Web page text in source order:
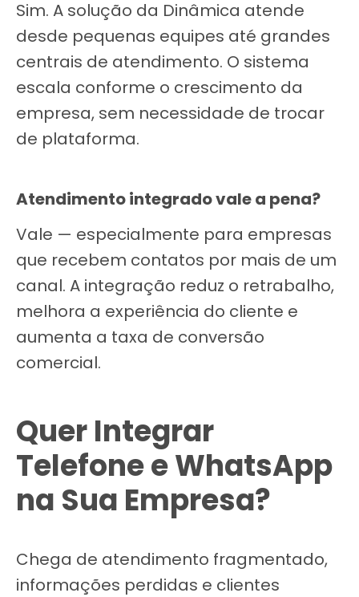
Sim. A solução da Dinâmica atende
desde pequenas equipes até grandes
centrais de atendimento. O sistema
escala conforme o crescimento da
empresa, sem necessidade de trocar
de plataforma.
Atendimento integrado vale a pena?
Vale — especialmente para empresas
que recebem contatos por mais de um
canal. A integração reduz o retrabalho,
melhora a experiência do cliente e
aumenta a taxa de conversão
comercial.
Quer Integrar
Telefone e WhatsApp
na Sua Empresa?
Chega de atendimento fragmentado,
informações perdidas e clientes